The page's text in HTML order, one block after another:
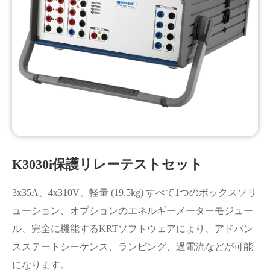
K3030i保護リレーテストセット
3x35A、4x310V、軽量 (19.5kg) すべて1つのボックスソリ
ューション、オプションのエネルギーメーターモジュー
ル、完全に機能するKRTソフトウェアにより、アドバン
スステートシーケンス、ランピング、過電流などが可能
になります。